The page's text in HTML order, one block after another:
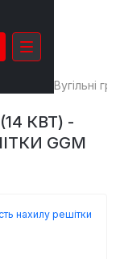
Вугільні
КВТ) -
GGM